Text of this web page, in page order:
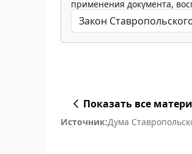
применения документа,
Показать все
Источник:Дума